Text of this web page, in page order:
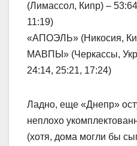
(Лимассол, Кипр) –
11:19)
«АПОЭЛЬ» (Никосия,
МАВПЫ» (Черкассы,
24:14, 25:21, 17:24)
Ладно, еще «Днепр»
неплохо
(хотя, дома могли бы